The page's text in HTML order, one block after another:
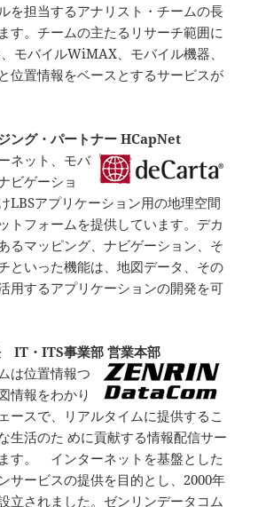
を担当するアナリスト・チームの長
す。チームの主たるリサーチ範囲に
モバイルWiMAX、モバイル機器、
位置情報をベースとするサービスが
グ・パートナー HCapNet
ネット、モバ
ビゲーショ
LBSアプリケーション用の地理空間
トフォームを提供しています。デカ
るマッピング、ナビゲーション、そ
といった機能は、地図データ、その
用するアプリケーションの開発を可
・ITS事業部 営業本部
は位置情報つ
情報をわかり
ースで、リアルタイムに提供するこ
生活のた めに貢献する情報配信サー
す。 インターネットを基盤とした
サービスの提供を目的とし、2000年
立されました。ゼンリンデータコム